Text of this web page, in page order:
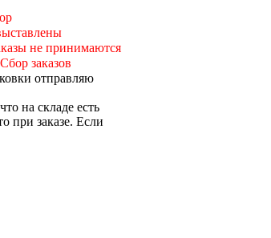
не принимаются
заказов
отправляю
на складе есть
при заказе. Если